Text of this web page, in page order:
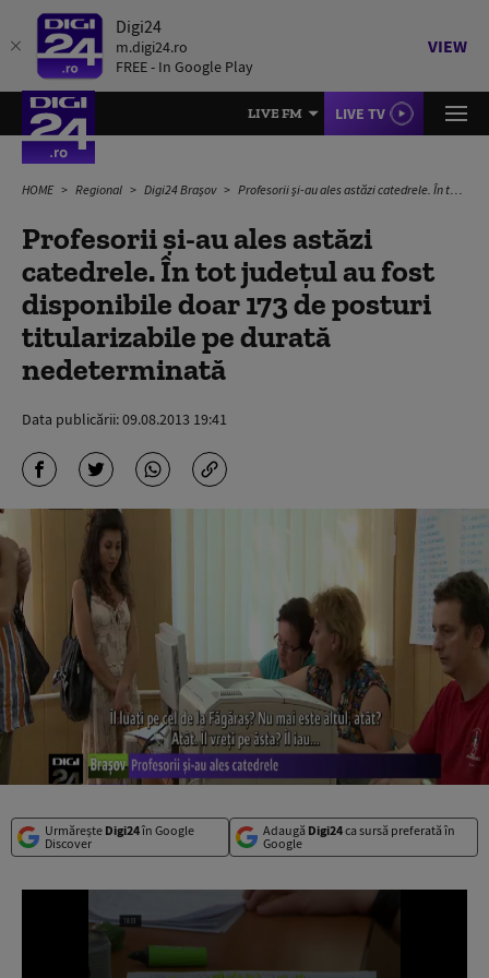
Digi24
m.digi24.ro
FREE - In Google Play
VIEW
LIVE FM LIVE TV
HOME Regional Digi24 Brașov Profesorii şi-au ales astăzi catedrele. În tot judeţul au fost disponibile doar 173 de posturi titularizabile pe durată nedeterminată
Profesorii şi-au ales astăzi
catedrele. În tot judeţul au fost
disponibile doar 173 de posturi
titularizabile pe durată
nedeterminată
Data publicării:09.08.2013 19:41
Urmărește Digi24în Google
Discover
Adaugă Digi24ca sursă preferată în
Google